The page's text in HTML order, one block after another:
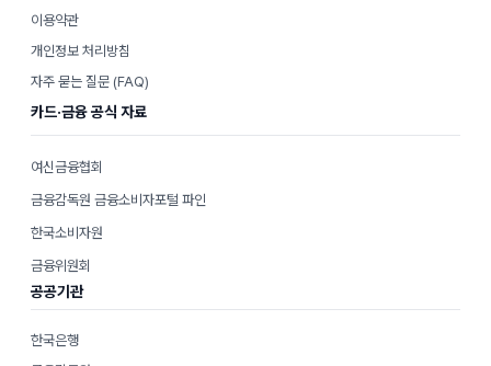
이용약관
개인정보 처리방침
자주 묻는 질문 (FAQ)
카드·금융 공식 자료
여신금융협회
금융감독원 금융소비자포털 파인
한국소비자원
금융위원회
공공기관
한국은행